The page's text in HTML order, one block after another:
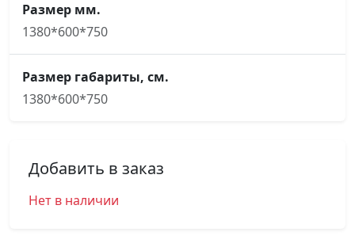
Размер мм.
1380*600*750
Размер габариты, см.
1380*600*750
Добавить в заказ
Нет в наличии